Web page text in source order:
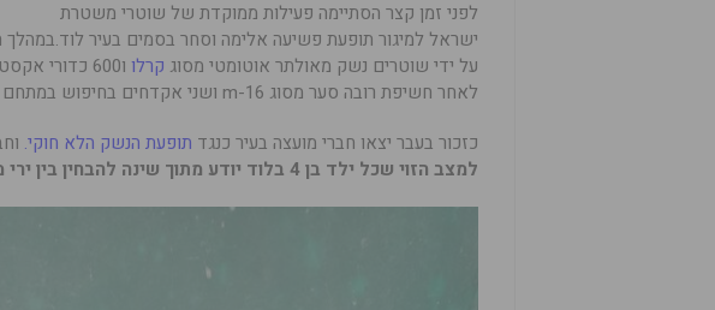
לפני זמן קצר הסתיימה פעילות ממוקדת של שוטרי משטרת
ישראל למיגור תופעת פשיעה אלימה וסחר בסמים בעיר לוד.במהלך
על ידי שוטרים נשק מאולתר אוטומטי מסוג קרלו
ו600
לאחר חשיפת רובה סער מסוג m-16 ושני אקדחים בחיפוש במתחם אחר בלוד.
כזכור בעבר יצאו חברי מועצה בעיר כנגד תופעת הנשק הלא חוקי.
למצב הזוי שכל ילד בן 4 בלוד יודע מתוך שינה להבחין בין ירי מאקדח, נק”ל, בודדת או צרור?”